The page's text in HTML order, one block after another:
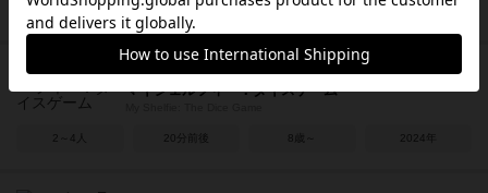
3～6人 15～30分 13歳～ 2024年
マイシェルフィー：ダイスゲーム
2～4人 20分前後 8歳～ 2024年